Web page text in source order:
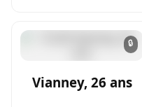
🔒
Vianney, 26 ans